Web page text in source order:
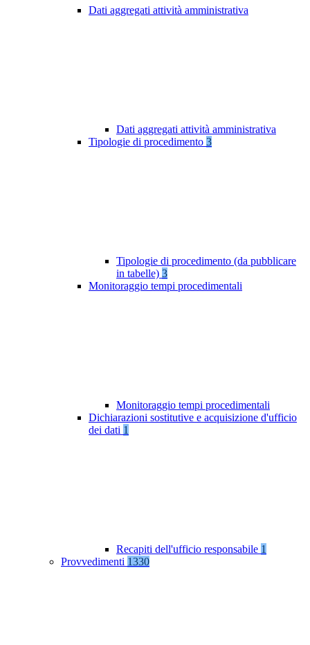
Dati aggregati attività amministrativa
Dati aggregati attività amministrativa
Tipologie di procedimento 3
Tipologie di procedimento (da pubblicare
in tabelle) 3
Monitoraggio tempi procedimentali
Monitoraggio tempi procedimentali
Dichiarazioni sostitutive e acquisizione d'ufficio
dei dati 1
Recapiti dell'ufficio responsabile 1
Provvedimenti 1330